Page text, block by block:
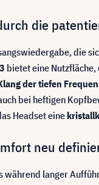
die
die
bietet eine
der tiefen
bei heftigen
Headset eine
neu
während langer